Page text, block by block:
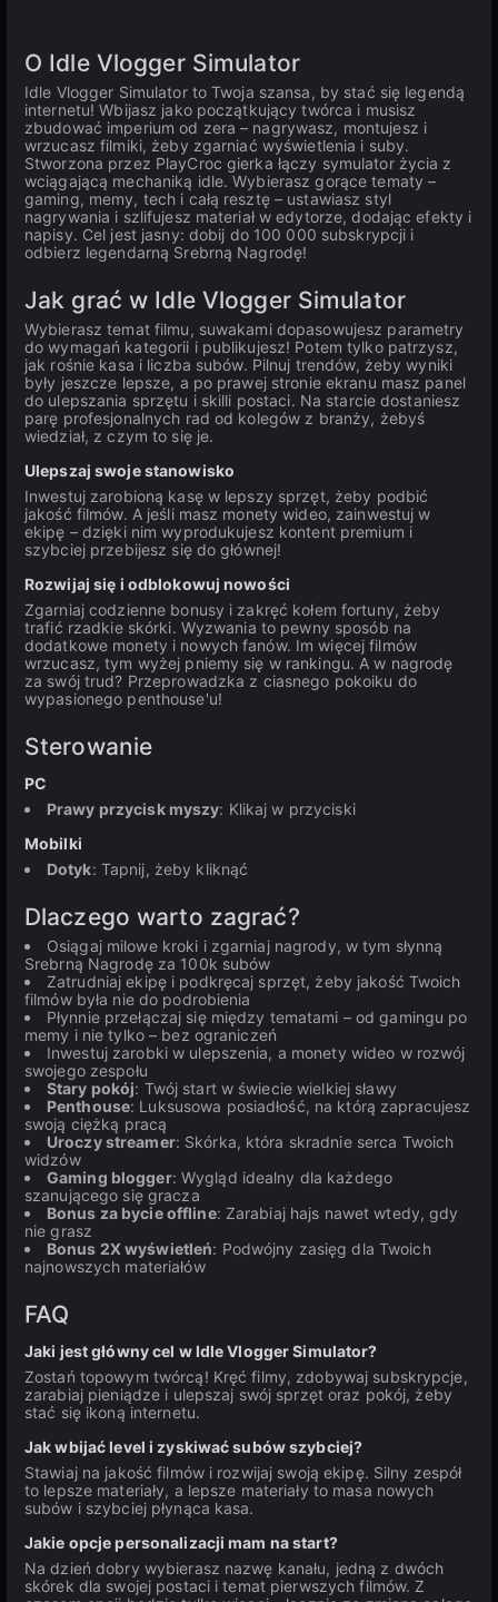
O Idle Vlogger Simulator
Idle Vlogger Simulator to Twoja szansa, by stać się legendą
internetu! Wbijasz jako początkujący twórca i musisz
zbudować imperium od zera – nagrywasz, montujesz i
wrzucasz filmiki, żeby zgarniać wyświetlenia i suby.
Stworzona przez PlayCroc gierka łączy symulator życia z
wciągającą mechaniką idle. Wybierasz gorące tematy –
gaming, memy, tech i całą resztę – ustawiasz styl
nagrywania i szlifujesz materiał w edytorze, dodając efekty i
napisy. Cel jest jasny: dobij do 100 000 subskrypcji i
odbierz legendarną Srebrną Nagrodę!
Jak grać w Idle Vlogger Simulator
Wybierasz temat filmu, suwakami dopasowujesz parametry
do wymagań kategorii i publikujesz! Potem tylko patrzysz,
jak rośnie kasa i liczba subów. Pilnuj trendów, żeby wyniki
były jeszcze lepsze, a po prawej stronie ekranu masz panel
do ulepszania sprzętu i skilli postaci. Na starcie dostaniesz
parę profesjonalnych rad od kolegów z branży, żebyś
wiedział, z czym to się je.
Ulepszaj swoje stanowisko
Inwestuj zarobioną kasę w lepszy sprzęt, żeby podbić
jakość filmów. A jeśli masz monety wideo, zainwestuj w
ekipę – dzięki nim wyprodukujesz kontent premium i
szybciej przebijesz się do głównej!
Rozwijaj się i odblokowuj nowości
Zgarniaj codzienne bonusy i zakręć kołem fortuny, żeby
trafić rzadkie skórki. Wyzwania to pewny sposób na
dodatkowe monety i nowych fanów. Im więcej filmów
wrzucasz, tym wyżej pniemy się w rankingu. A w nagrodę
za swój trud? Przeprowadzka z ciasnego pokoiku do
wypasionego penthouse'u!
Sterowanie
PC
Prawy przycisk myszy: Klikaj w przyciski
Mobilki
Dotyk: Tapnij, żeby kliknąć
Dlaczego warto zagrać?
Osiągaj milowe kroki i zgarniaj nagrody, w tym słynną
Srebrną Nagrodę za 100k subów
Zatrudniaj ekipę i podkręcaj sprzęt, żeby jakość Twoich
filmów była nie do podrobienia
Płynnie przełączaj się między tematami – od gamingu po
memy i nie tylko – bez ograniczeń
Inwestuj zarobki w ulepszenia, a monety wideo w rozwój
swojego zespołu
Stary pokój: Twój start w świecie wielkiej sławy
Penthouse: Luksusowa posiadłość, na którą zapracujesz
swoją ciężką pracą
Uroczy streamer: Skórka, która skradnie serca Twoich
widzów
Gaming blogger: Wygląd idealny dla każdego
szanującego się gracza
Bonus za bycie offline: Zarabiaj hajs nawet wtedy, gdy
nie grasz
Bonus 2X wyświetleń: Podwójny zasięg dla Twoich
najnowszych materiałów
FAQ
Jaki jest główny cel w Idle Vlogger Simulator?
Zostań topowym twórcą! Kręć filmy, zdobywaj subskrypcje,
zarabiaj pieniądze i ulepszaj swój sprzęt oraz pokój, żeby
stać się ikoną internetu.
Jak wbijać level i zyskiwać subów szybciej?
Stawiaj na jakość filmów i rozwijaj swoją ekipę. Silny zespół
to lepsze materiały, a lepsze materiały to masa nowych
subów i szybciej płynąca kasa.
Jakie opcje personalizacji mam na start?
Na dzień dobry wybierasz nazwę kanału, jedną z dwóch
skórek dla swojej postaci i temat pierwszych filmów. Z